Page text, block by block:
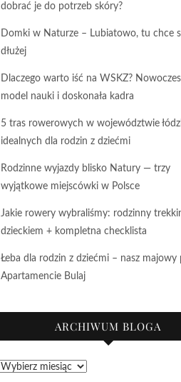
dobrać je do potrzeb skóry?
Domki w Naturze – Lubiatowo, tu chce
dłużej
Dlaczego warto iść na WSKZ?
model nauki i doskonała kadra
5 tras rowerowych w województwie
idealnych dla rodzin z dziećmi
Rodzinne wyjazdy blisko Natury — trzy
wyjątkowe miejscówki w Polsce
Jakie rowery wybraliśmy: rodzinny
dzieckiem + kompletna checklista
Łeba dla rodzin z dziećmi – nasz
Apartamencie Bulaj
ARCHIWUM BLOGA
Archiwum